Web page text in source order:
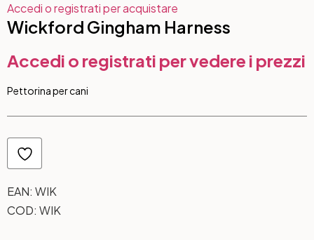
Accedi o registrati per acquistare
Wickford Gingham Harness
Accedi o registrati per vedere i prezzi
Pettorina per cani
EAN: WIK
COD: WIK